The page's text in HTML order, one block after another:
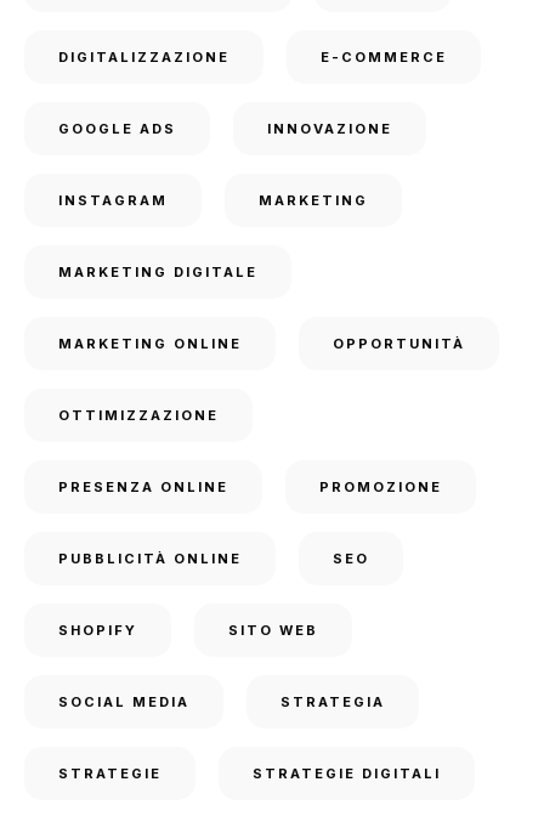
DIGITALIZZAZIONE E-COMMERCE
GOOGLE ADS INNOVAZIONE
INSTAGRAM MARKETING
MARKETING DIGITALE
MARKETING ONLINE OPPORTUNITÀ
OTTIMIZZAZIONE
PRESENZA ONLINE PROMOZIONE
PUBBLICITÀ ONLINE SEO
SHOPIFY SITO WEB
SOCIAL MEDIA STRATEGIA
STRATEGIE STRATEGIE DIGITALI